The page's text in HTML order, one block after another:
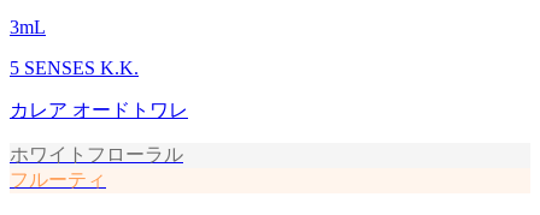
3mL
5 SENSES K.K.
カレア オードトワレ
ホワイトフローラル
フルーティ